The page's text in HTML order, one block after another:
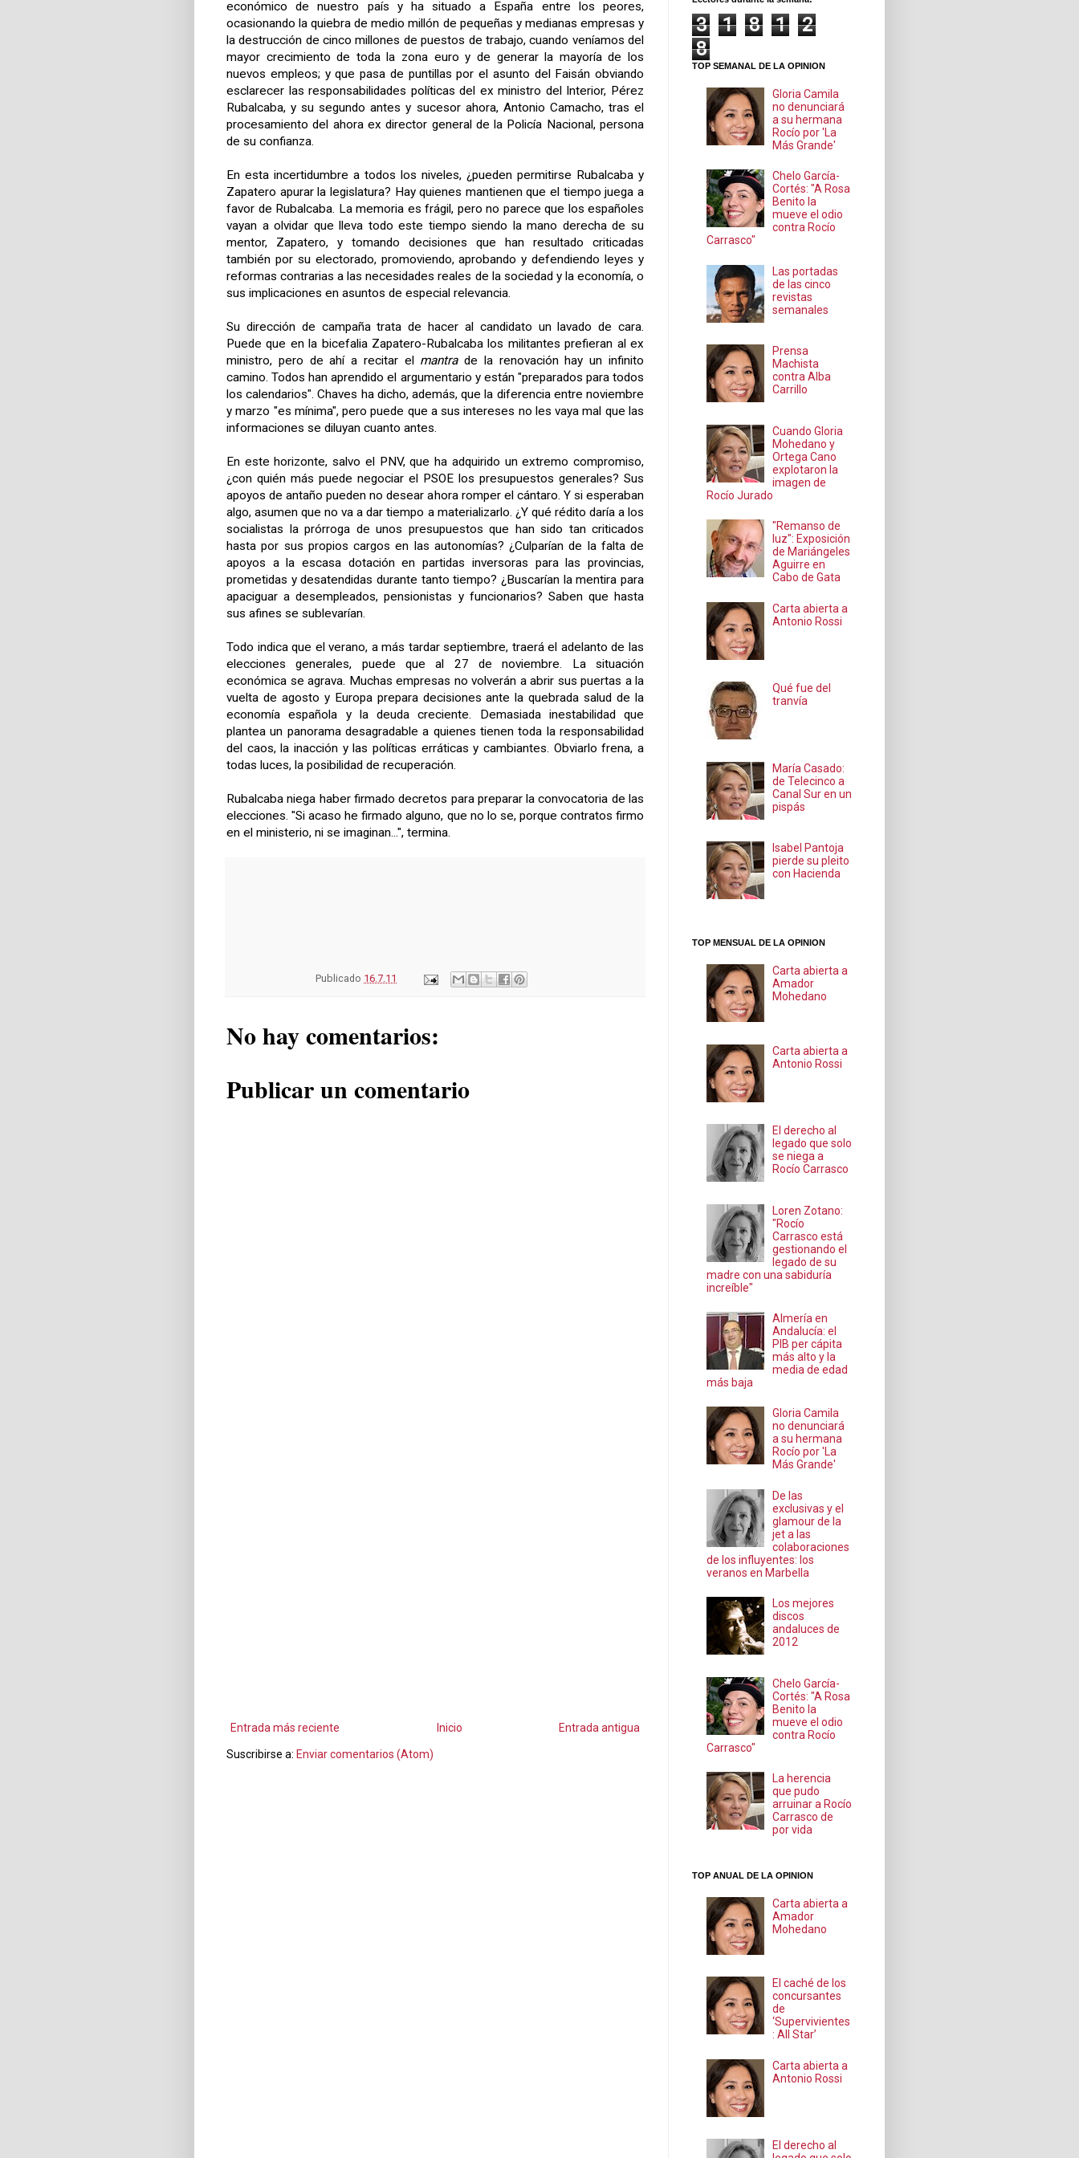
económico de nuestro país y ha situado a España entre los peores,
ocasionando la quiebra de medio millón de pequeñas y medianas empresas y
la destrucción de cinco millones de puestos de trabajo, cuando veníamos del
mayor crecimiento de toda la zona euro y de generar la mayoría de los
nuevos empleos; y que pasa de puntillas por el asunto del Faisán obviando
esclarecer las responsabilidades políticas del ex ministro del Interior, Pérez
Rubalcaba, y su segundo antes y sucesor ahora, Antonio Camacho, tras el
procesamiento del ahora ex director general de la Policía Nacional, persona
de su confianza.
En esta incertidumbre a todos los niveles, ¿pueden permitirse Rubalcaba y
Zapatero apurar la legislatura? Hay quienes mantienen que el tiempo juega a
favor de Rubalcaba. La memoria es frágil, pero no parece que los españoles
vayan a olvidar que lleva todo este tiempo siendo la mano derecha de su
mentor, Zapatero, y tomando decisiones que han resultado criticadas
también por su electorado, promoviendo, aprobando y defendiendo leyes y
reformas contrarias a las necesidades reales de la sociedad y la economía, o
sus implicaciones en asuntos de especial relevancia.
Su dirección de campaña trata de hacer al candidato un lavado de cara.
Puede que en la bicefalia Zapatero-Rubalcaba los militantes prefieran al ex
ministro, pero de ahí a recitar el mantrade la renovación hay un infinito
camino. Todos han aprendido el argumentario y están "preparados para todos
los calendarios". Chaves ha dicho, además, que la diferencia entre noviembre
y marzo "es mínima", pero puede que a sus intereses no les vaya mal que las
informaciones se diluyan cuanto antes.
En este horizonte, salvo el PNV, que ha adquirido un extremo compromiso,
¿con quién más puede negociar el PSOE los presupuestos generales? Sus
apoyos de antaño pueden no desear ahora romper el cántaro. Y si esperaban
algo, asumen que no va a dar tiempo a materializarlo. ¿Y qué rédito daría a los
socialistas la prórroga de unos presupuestos que han sido tan criticados
hasta por sus propios cargos en las autonomías? ¿Culparían de la falta de
apoyos a la escasa dotación en partidas inversoras para las provincias,
prometidas y desatendidas durante tanto tiempo? ¿Buscarían la mentira para
apaciguar a desempleados, pensionistas y funcionarios? Saben que hasta
sus afines se sublevarían.
Todo indica que el verano, a más tardar septiembre, traerá el adelanto de las
elecciones generales, puede que al 27 de noviembre. La situación
económica se agrava. Muchas empresas no volverán a abrir sus puertas a la
vuelta de agosto y Europa prepara decisiones ante la quebrada salud de la
economía española y la deuda creciente. Demasiada inestabilidad que
plantea un panorama desagradable a quienes tienen toda la responsabilidad
del caos, la inacción y las políticas erráticas y cambiantes. Obviarlo frena, a
todas luces, la posibilidad de recuperación.
Rubalcaba niega haber firmado decretos para preparar la convocatoria de las
elecciones. "Si acaso he firmado alguno, que no lo se, porque contratos firmo
en el ministerio, ni se imaginan...", termina.
Publicado 16.7.11
No hay comentarios:
Publicar un comentario
Entrada más reciente Entrada antigua
Inicio
Suscribirse a: Enviar comentarios (Atom)
3 1 8 1
2
8
TOP SEMANAL DE LA OPINION
Gloria Camila
no denunciará
a su hermana
Rocío por 'La
Más Grande'
Chelo García-
Cortés: "A Rosa
Benito la
mueve el odio
contra Rocío
Carrasco"
Las portadas
de las cinco
revistas
semanales
Prensa
Machista
contra Alba
Carrillo
Cuando Gloria
Mohedano y
Ortega Cano
explotaron la
imagen de
Rocío Jurado
"Remanso de
luz": Exposición
de Mariángeles
Aguirre en
Cabo de Gata
Carta abierta a
Antonio Rossi
Qué fue del
tranvía
María Casado:
de Telecinco a
Canal Sur en un
pispás
Isabel Pantoja
pierde su pleito
con Hacienda
TOP MENSUAL DE LA OPINION
Carta abierta a
Amador
Mohedano
Carta abierta a
Antonio Rossi
El derecho al
legado que solo
se niega a
Rocío Carrasco
Loren Zotano:
"Rocío
Carrasco está
gestionando el
legado de su
madre con una sabiduría
increíble"
Almería en
Andalucía: el
PIB per cápita
más alto y la
media de edad
más baja
Gloria Camila
no denunciará
a su hermana
Rocío por 'La
Más Grande'
De las
exclusivas y el
glamour de la
jet a las
colaboraciones
de los influyentes: los
veranos en Marbella
Los mejores
discos
andaluces de
2012
Chelo García-
Cortés: "A Rosa
Benito la
mueve el odio
contra Rocío
Carrasco"
La herencia
que pudo
arruinar a Rocío
Carrasco de
por vida
TOP ANUAL DE LA OPINION
Carta abierta a
Amador
Mohedano
El caché de los
concursantes
de
‘Supervivientes
: All Star’
Carta abierta a
Antonio Rossi
El derecho al